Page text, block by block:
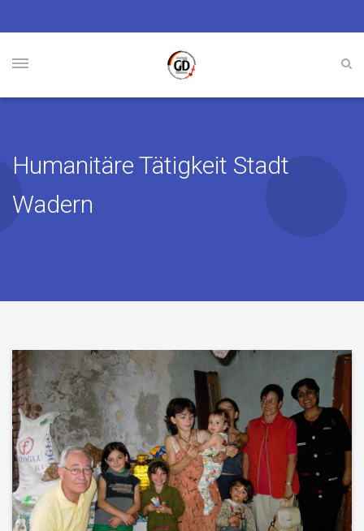
Humanitäre Tätigkeit Stadt
Wadern